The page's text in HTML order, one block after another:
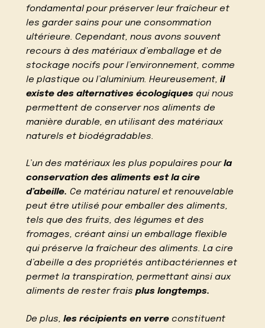
fondamental pour préserver leur fraîcheur et
les garder sains pour une consommation
ultérieure. Cependant, nous avons souvent
recours à des matériaux d’emballage et de
stockage nocifs pour l’environnement, comme
le plastique ou l’aluminium. Heureusement,il
existe des alternatives écologiques qui nous
permettent de conserver nos aliments de
manière durable, en utilisant des matériaux
naturels et biodégradables.
L’un des matériaux les plus populaires pourla
conservation des aliments est la cire
d’abeille.Ce matériau naturel et renouvelable
peut être utilisé pour emballer des aliments,
tels que des fruits, des légumes et des
fromages, créant ainsi un emballage flexible
qui préserve la fraîcheur des aliments. La cire
d’abeille a des propriétés antibactériennes et
permet la transpiration, permettant ainsi aux
aliments de rester fraisplus longtemps.
De plus,les récipients en verre constituent